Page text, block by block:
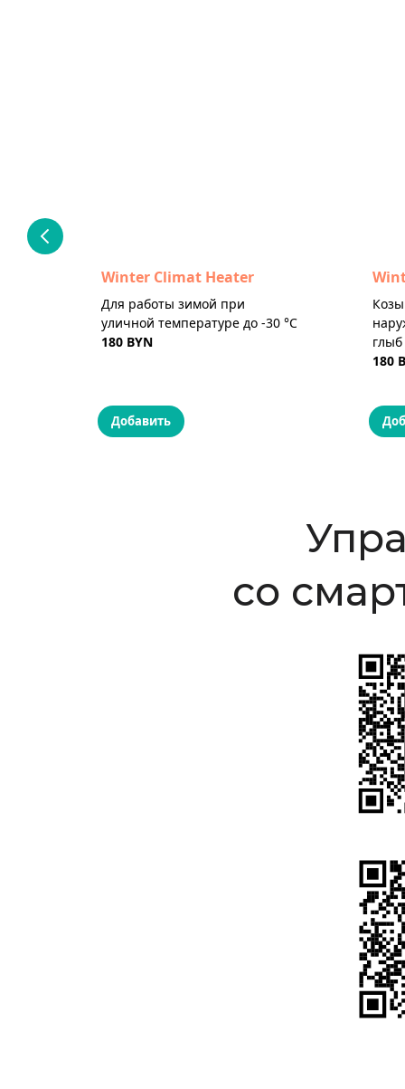
Winter Climat Heater
Для работы зимой при
уличной температуре до -30 °C
180 BYN
Добавить
180
со